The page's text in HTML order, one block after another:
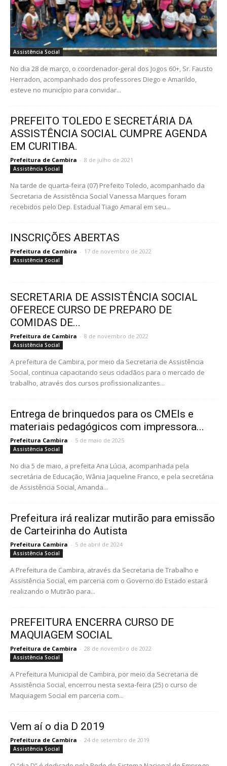
Assistência Social
No dia 28 de março, o coordenador-geral dos Jogos 60+, Sr. Fausto
Herradon, acompanhado dos professores Diego e Amarildo,
esteve no município para convidar...
PREFEITO TOLEDO E SECRETÁRIA DA
ASSISTÊNCIA SOCIAL CUMPRE AGENDA
EM CURITIBA.
Prefeitura de Cambira - 8 de julho de 2021
Assistência Social
Na tarde de quarta-feira (07) Prefeito Toledo, acompanhado da
Secretaria de Assistência Social Vanessa Marques foram
recebidos pelo Dep. Estadual Tiago Amaral em seu...
INSCRIÇÕES ABERTAS
Prefeitura de Cambira - 17 de novembro de 2022
Assistência Social
SECRETARIA DE ASSISTÊNCIA SOCIAL
OFERECE CURSO DE PREPARO DE
COMIDAS DE...
Prefeitura de Cambira - 8 de novembro de 2022
Assistência Social
A prefeitura de Cambira, por meio da Secretaria de Assistência
Social, continua capacitando seus cidadãos para o mercado de
trabalho, através dos cursos profissionalizantes...
Entrega de brinquedos para os CMEIs e
materiais pedagógicos com impressora...
Prefeitura Cambira - 5 de maio de 2025
Assistência Social
No dia 5 de maio, a prefeita Ana Lúcia, acompanhada pela
secretária de Educação, Wânia Jaqueline Franco, e pela secretária
de Assistência Social, Amanda...
Prefeitura irá realizar mutirão para emissão
de Carteirinha do Autista
Prefeitura Cambira - 5 de abril de 2024
Assistência Social
A Prefeitura de Cambira, através da Secretaria de Trabalho e
Assistência Social, em parceria com o Governo do Estado estará
realizando o Mutirão para...
PREFEITURA ENCERRA CURSO DE
MAQUIAGEM SOCIAL
Prefeitura de Cambira - 28 de novembro de 2022
Assistência Social
A Prefeitura Municipal de Cambira, por meio da Secretaria de
Assistência Social, encerrou nesta sexta-feira (25) o curso de
Maquiagem Social em parceria com...
Vem aí o dia D 2019
Prefeitura de Cambira - 24 de setembro de 2019
Assistência Social